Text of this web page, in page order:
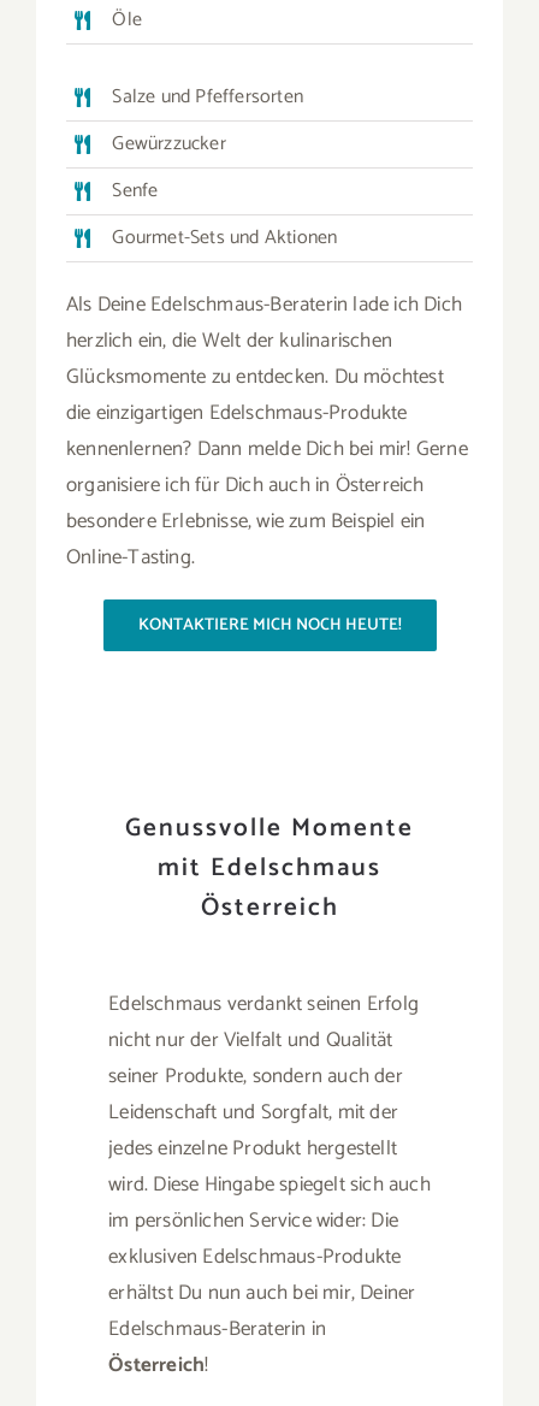
Öle
Salze und Pfeffersorten
Gewürzzucker
Senfe
Gourmet-Sets und Aktionen
Als Deine Edelschmaus-Beraterin lade ich Dich
herzlich ein, die Welt der kulinarischen
Glücksmomente zu entdecken. Du möchtest
die einzigartigen Edelschmaus-Produkte
kennenlernen? Dann melde Dich bei mir! Gerne
organisiere ich für Dich auch in Österreich
besondere Erlebnisse, wie zum Beispiel ein
Online-Tasting.
KONTAKTIERE MICH NOCH HEUTE!
Genussvolle Momente
mit Edelschmaus
Österreich
Edelschmaus verdankt seinen Erfolg
nicht nur der Vielfalt und Qualität
seiner Produkte, sondern auch der
Leidenschaft und Sorgfalt, mit der
jedes einzelne Produkt hergestellt
wird. Diese Hingabe spiegelt sich auch
im persönlichen Service wider: Die
exklusiven Edelschmaus-Produkte
erhältst Du nun auch bei mir, Deiner
Edelschmaus-Beraterin in
Österreich!